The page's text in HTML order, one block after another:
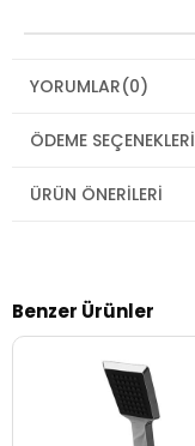
YORUMLAR(0)
ÖDEME SEÇENEKLERI
ÜRÜN ÖNERILERI
Benzer Ürünler